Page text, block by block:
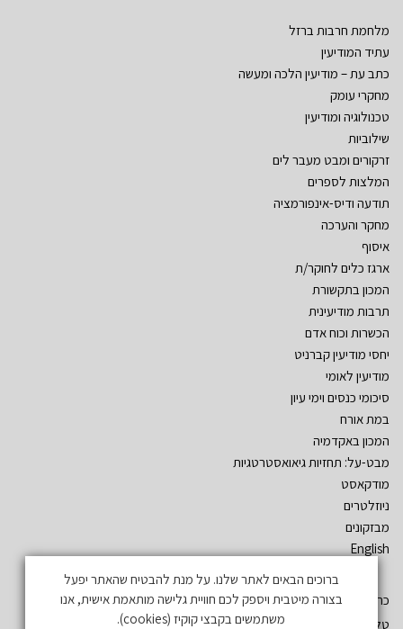
מלחמת חרבות ברזל
עתיד המודיעין
כתב עת – מודיעין הלכה ומעשה
מחקרי עומק
טכנולוגיה ומודיעין
שילוביות
זרקורים ומבט מעבר לים
המלצות לספרים
תודעה ודיס-אינפורמציה
מחקר והערכה
איסוף
ארגז כלים לחוקר/ת
המכון בתקשורת
תרבות מודיעינית
הכשרות וכוח אדם
יחסי מודיעין קברניט
מודיעין לאומי
סיכומי כנסים וימי עיון
במת אורח
המכון באקדמיה
מבט-על: תחזיות גיאואסטרטגיות
מודקאסט
ניוזלטרים
מבזקונים
English
כתובת: שד´ אהרון יריב – גלילות. ת.ד. 3555 רמת השרון 47134
טל: 03-5497019
ברוכים הבאים לאתר שלנו. על מנת להבטיח שהאתר יפעל
בצורה מיטבית ויספק לכם חוויית גלישה מותאמת אישית, אנו
משתמשים בקבצי קוקיז (cookies).